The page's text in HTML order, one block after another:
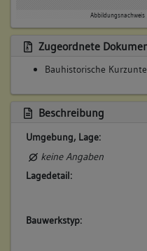
Abbildungsnachweis
Zugeordnete
Bauhistorische
Beschreibung
Umgebung, Lage:
keine Angaben
Lagedetail:
Bauwerkstyp: